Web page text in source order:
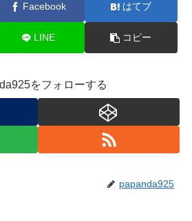
Facebook はてブ
LINE コピー
をフォローする
papanda925